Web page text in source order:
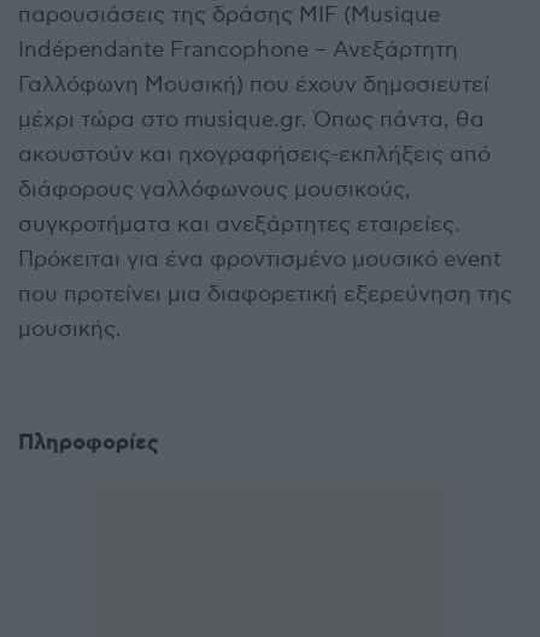
παρουσιάσεις της δράσης MIF (Musique
Indépendante Francophone – Ανεξάρτητη
Γαλλόφωνη Μουσική) που έχουν δημοσιευτεί
μέχρι τώρα στο musique.gr. Όπως πάντα, θα
ακουστούν και ηχογραφήσεις-εκπλήξεις από
διάφορους γαλλόφωνους μουσικούς,
συγκροτήματα και ανεξάρτητες εταιρείες.
Πρόκειται για ένα φροντισμένο μουσικό event
που προτείνει μια διαφορετική εξερεύνηση της
μουσικής.
Πληροφορίες